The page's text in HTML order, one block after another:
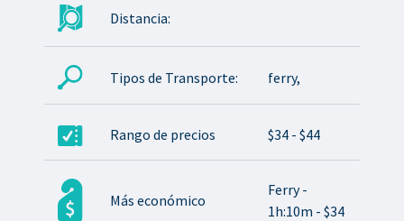
Distancia:
Tipos de Transporte: ferry,
Rango de precios $34 - $44
Más económico
Ferry -
1h:10m - $34